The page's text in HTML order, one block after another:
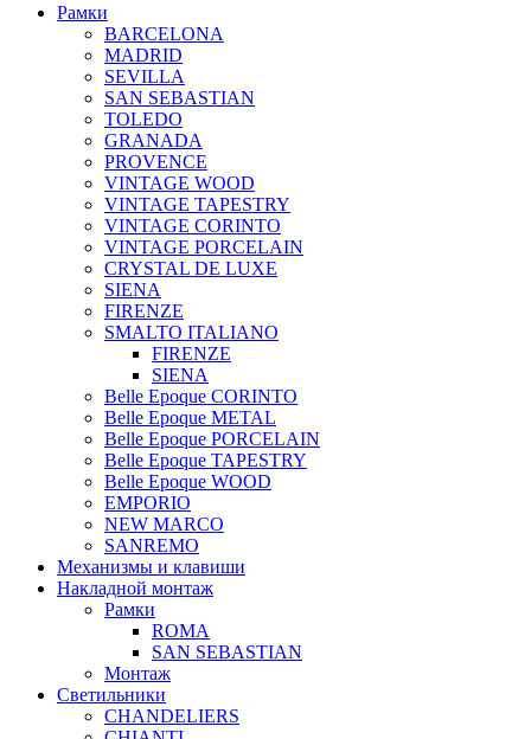
Рамки
BARCELONA
MADRID
SEVILLA
SAN SEBASTIAN
TOLEDO
GRANADA
PROVENCE
VINTAGE WOOD
VINTAGE TAPESTRY
VINTAGE CORINTO
VINTAGE PORCELAIN
CRYSTAL DE LUXE
SIENA
FIRENZE
SMALTO ITALIANO
FIRENZE
SIENA
Belle Epoque CORINTO
Belle Epoque METAL
Belle Epoque PORCELAIN
Belle Epoque TAPESTRY
Belle Epoque WOOD
EMPORIO
NEW MARCO
SANREMO
Механизмы и клавиши
Накладной монтаж
Рамки
ROMA
SAN SEBASTIAN
Монтаж
Светильники
CHANDELIERS